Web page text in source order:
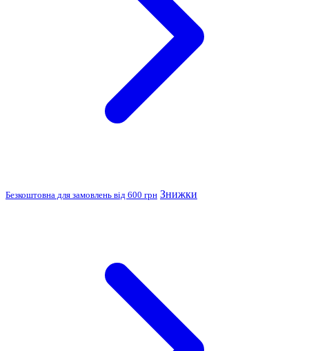
Безкоштовна для замовлень від 600 грн Знижки